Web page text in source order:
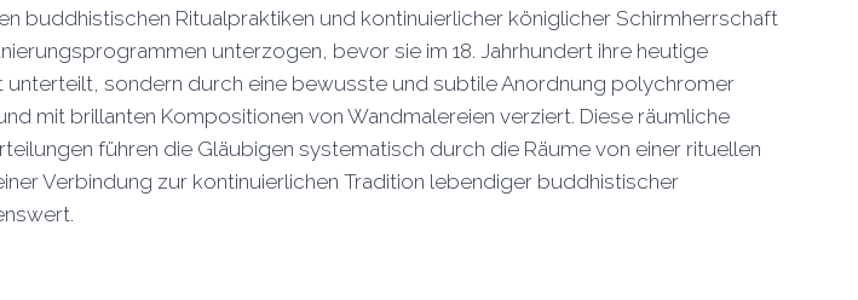
buddhistischen Ritualpraktiken und kontinuierlicher königlicher Schirmherrschaft
unterzogen, bevor sie im 18. Jahrhundert ihre heutige
unterteilt, sondern durch eine bewusste und subtile Anordnung polychromer
mit brillanten Kompositionen von Wandmalereien verziert. Diese räumliche
führen die Gläubigen systematisch durch die Räume von einer rituellen
Verbindung zur kontinuierlichen Tradition lebendiger buddhistischer